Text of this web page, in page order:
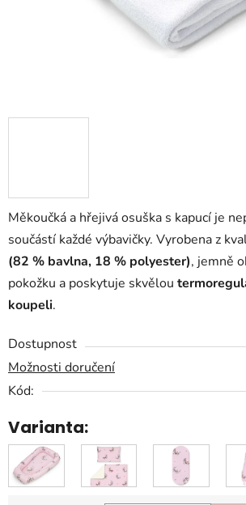
Měkoučká a hřejivá osuška s kapucí je
součástí každé výbavičky. Vyrobena z
(82 % bavlna, 18 % polyester), jemně
pokožku a poskytuje skvělou
koupeli.
Dostupnost
Možnosti doručení
Kód:
Varianta: